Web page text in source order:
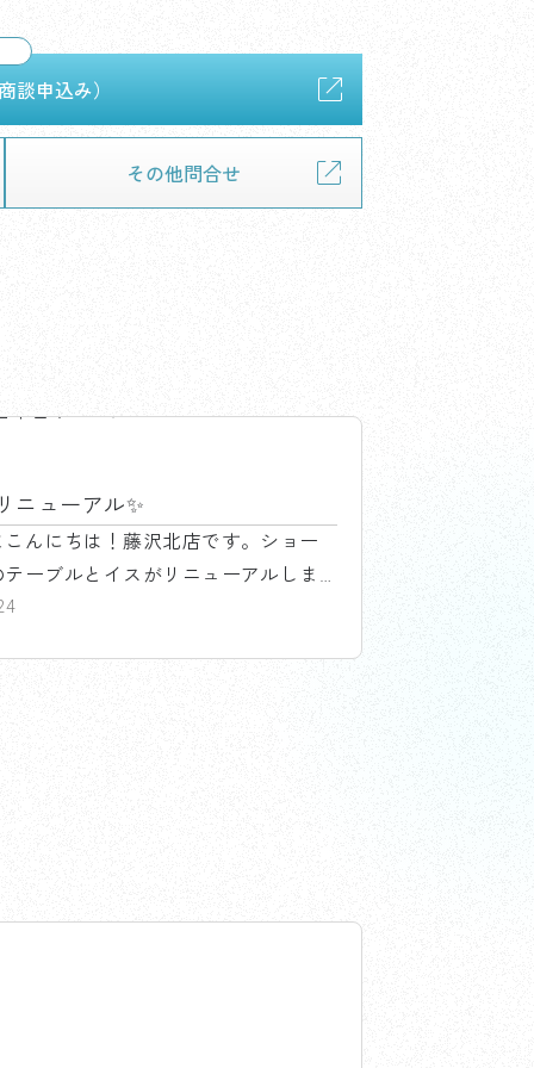
談申込み）
その他問合せ
中古車センター
ニューアル✨
んにちは！藤沢北店です。ショー
ーブルとイスがリニューアルしま